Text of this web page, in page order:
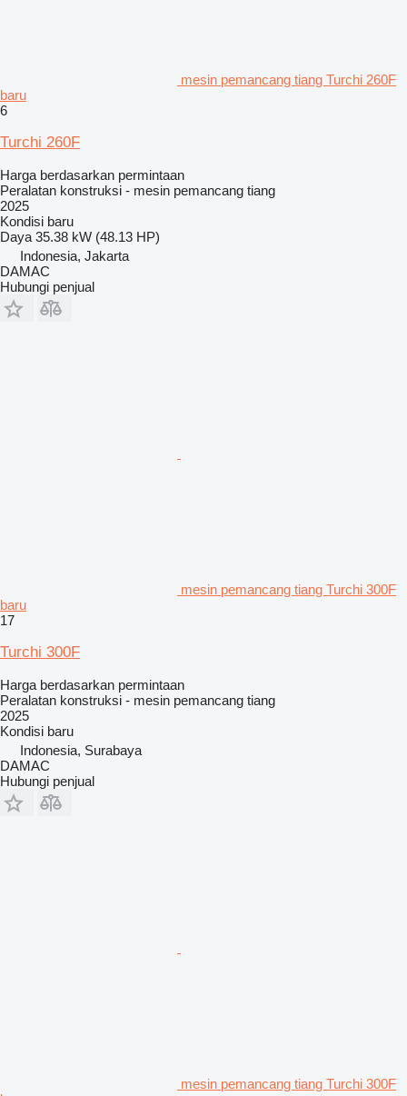
mesin pemancang tiang Turchi 260F
baru
6
Turchi 260F
Harga berdasarkan permintaan
Peralatan konstruksi - mesin pemancang tiang
2025
Kondisi baru
Daya 35.38 kW (48.13 HP)
Indonesia, Jakarta
DAMAC
Hubungi penjual
mesin pemancang tiang Turchi 300F
baru
17
Turchi 300F
Harga berdasarkan permintaan
Peralatan konstruksi - mesin pemancang tiang
2025
Kondisi baru
Indonesia, Surabaya
DAMAC
Hubungi penjual
mesin pemancang tiang Turchi 300F